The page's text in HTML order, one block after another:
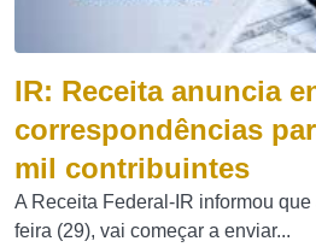
IR: Receita anuncia
correspondências
mil contribuintes
A Receita Federal-IR informou
feira (29), vai começar a enviar...